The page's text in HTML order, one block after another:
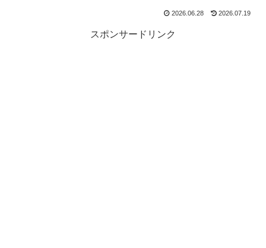
2026.06.28 2026.07.19
スポンサードリンク